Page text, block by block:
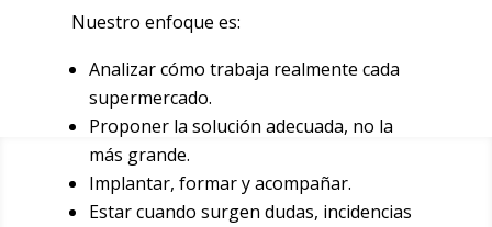
Nuestro enfoque es:
Analizar cómo trabaja realmente cada
supermercado.
Proponer la solución adecuada, no la
más grande.
Implantar, formar y acompañar.
Estar cuando surgen dudas, incidencias